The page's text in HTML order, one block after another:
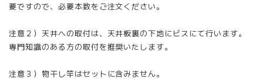
要ですので、必要本数をご注文ください。
注意２）天井への取付は、天井板裏の下地にビスにて行います。
専門知識のある方の取付を推奨いたします。
注意３）物干し竿はセットに含みません。